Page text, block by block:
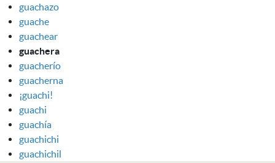
guachazo
guache
guachear
guachera
guacherío
guacherna
¡guachi!
guachi
guachía
guachichi
guachichil